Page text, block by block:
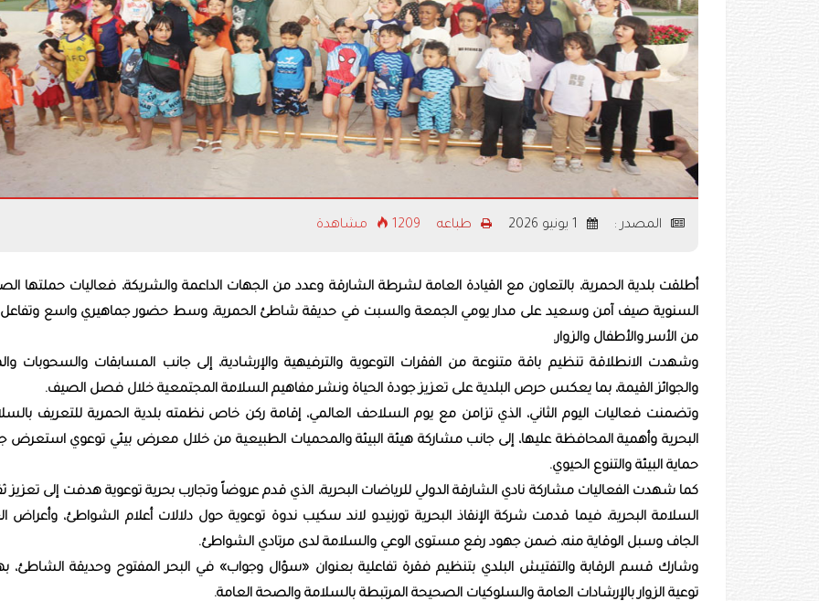
المصدر : طباعه 1209 مشاهدة
أطلقت بلدية الحمرية، بالتعاون مع القيادة العامة لشرطة الشارقة وعدد من الجهات الداعمة والشريكة، ‏فعاليات حملتها
السنوية صيف آمن وسعيد على مدار يومي الجمعة والسبت في حديقة شاطئ ‏الحمرية، وسط حضور جماهيري واسع وتفاعل
من الأسر والأطفال والزوار.‏
وشهدت الانطلاقة تنظيم باقة متنوعة من الفقرات التوعوية والترفيهية والإرشادية، إلى جانب المسابقات ‏والسحوبات
والجوائز القيمة، بما يعكس حرص البلدية على تعزيز جودة الحياة ونشر مفاهيم ‏السلامة المجتمعية خلال فصل الصيف.‏
وتضمنت فعاليات اليوم الثاني، الذي تزامن مع يوم السلاحف العالمي، إقامة ركن خاص نظمته بلدية ‏الحمرية للتعريف
البحرية وأهمية المحافظة عليها، إلى جانب مشاركة هيئة البيئة والمحميات ‏الطبيعية من خلال معرض بيئي توعوي استعرض
حماية البيئة والتنوع الحيوي.‏
كما شهدت الفعاليات مشاركة نادي الشارقة الدولي للرياضات البحرية، الذي قدم عروضاً وتجارب بحرية ‏توعوية هدفت إلى تعزيز
السلامة البحرية، فيما قدمت شركة الإنقاذ البحرية تورنيدو لاند سكيب ‏ندوة توعوية حول دلالات أعلام الشواطئ، وأعراض
الجاف وسبل الوقاية منه، ضمن جهود رفع ‏مستوى الوعي والسلامة لدى مرتادي الشواطئ.‏
وشارك قسم الرقابة والتفتيش البلدي بتنظيم فقرة تفاعلية بعنوان «سؤال وجواب» في البحر المفتوح ‏وحديقة الشاطئ،
توعية الزوار بالإرشادات العامة والسلوكيات الصحيحة المرتبطة بالسلامة والصحة ‏العامة.‏
على